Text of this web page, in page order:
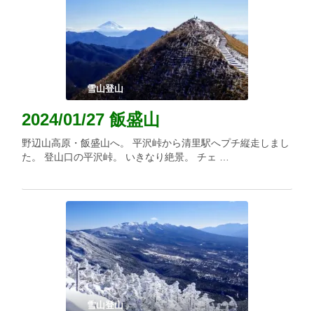
雪山登山
2024/01/27 飯盛山
野辺山高原・飯盛山へ。 平沢峠から清里駅へプチ縦走しまし
た。 登山口の平沢峠。 いきなり絶景。 チェ …
雪山登山